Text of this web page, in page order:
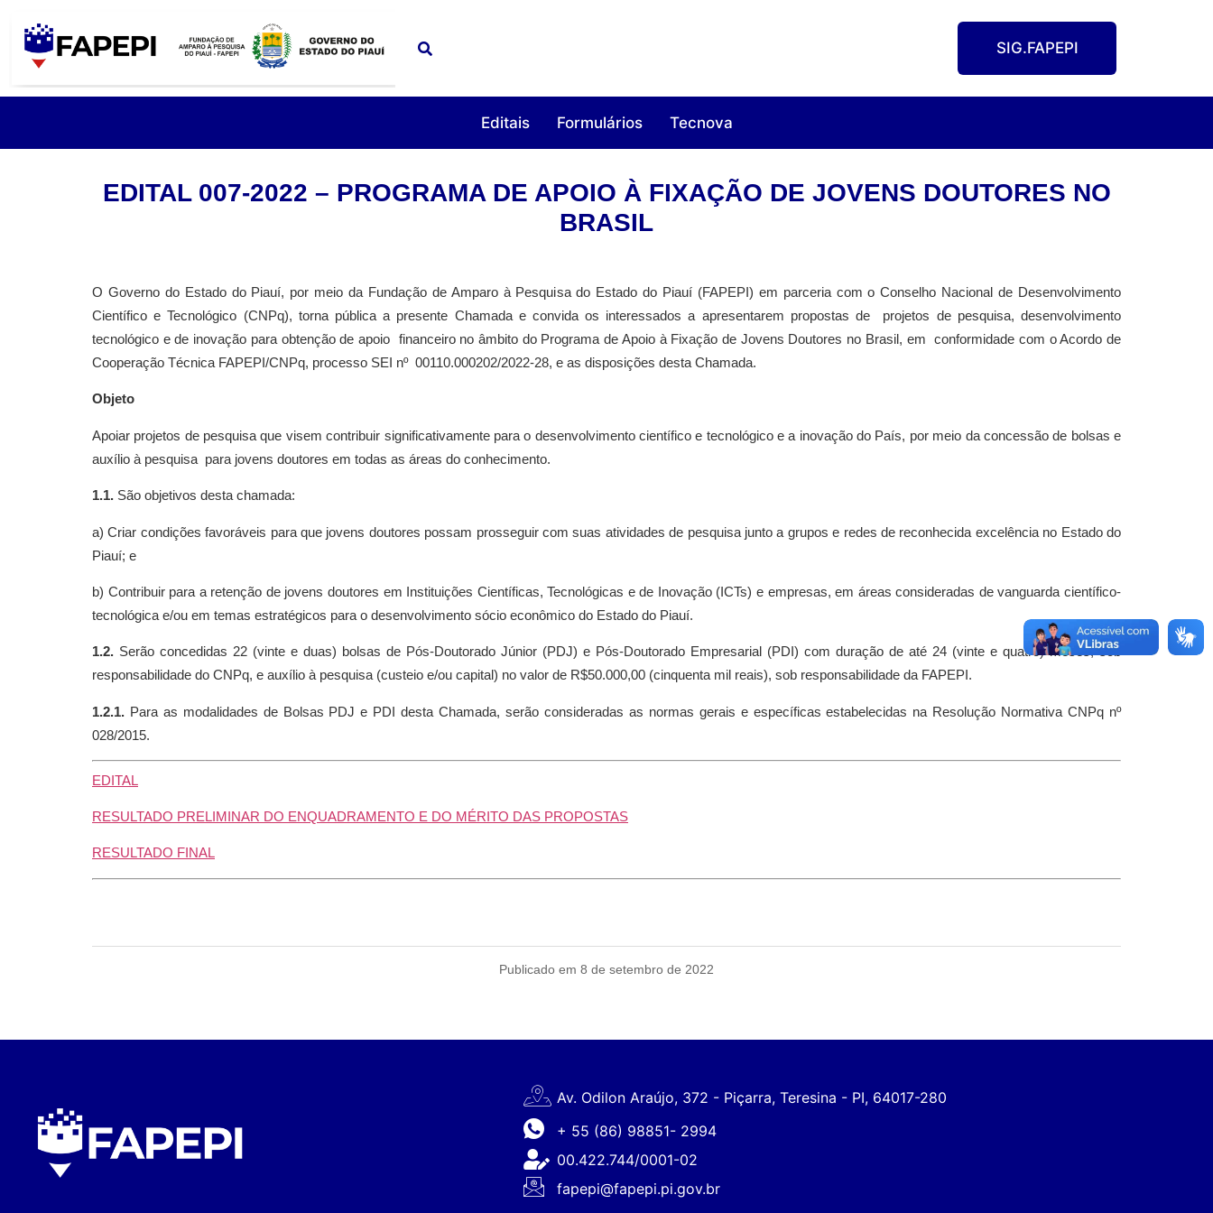
SIG.FAPEPI
Editais Formulários Tecnova
EDITAL 007-2022 – PROGRAMA DE APOIO À FIXAÇÃO DE JOVENS DOUTORES NO
BRASIL
O Governo do Estado do Piauí, por meio da Fundação de Amparo à Pesquisa do Estado do Piauí (FAPEPI) em parceria com o Conselho Nacional de Desenvolvimento
Científico e Tecnológico (CNPq), torna pública a presente Chamada e convida os interessados a apresentarem propostas de projetos de pesquisa, desenvolvimento
tecnológico e de inovação para obtenção de apoio financeiro no âmbito do Programa de Apoio à Fixação de Jovens Doutores no Brasil, em conformidade com o Acordo de
Cooperação Técnica FAPEPI/CNPq, processo SEI nº 00110.000202/2022-28, e as disposições desta Chamada.
Objeto
Apoiar projetos de pesquisa que visem contribuir significativamente para o desenvolvimento científico e tecnológico e a inovação do País, por meio da concessão de bolsas e
auxílio à pesquisa para jovens doutores em todas as áreas do conhecimento.
1.1. São objetivos desta chamada:
a) Criar condições favoráveis para que jovens doutores possam prosseguir com suas atividades de pesquisa junto a grupos e redes de reconhecida excelência no Estado do
Piauí; e
b) Contribuir para a retenção de jovens doutores em Instituições Científicas, Tecnológicas e de Inovação (ICTs) e empresas, em áreas consideradas de vanguarda científico-
tecnológica e/ou em temas estratégicos para o desenvolvimento sócio econômico do Estado do Piauí.
1.2. Serão concedidas 22 (vinte e duas) bolsas de Pós-Doutorado Júnior (PDJ) e Pós-Doutorado Empresarial (PDI) com duração de até 24 (vinte e quatro) meses, sob
responsabilidade do CNPq, e auxílio à pesquisa (custeio e/ou capital) no valor de R$50.000,00 (cinquenta mil reais), sob responsabilidade da FAPEPI.
1.2.1. Para as modalidades de Bolsas PDJ e PDI desta Chamada, serão consideradas as normas gerais e específicas estabelecidas na Resolução Normativa CNPq nº
028/2015.
EDITAL
RESULTADO PRELIMINAR DO ENQUADRAMENTO E DO MÉRITO DAS PROPOSTAS
RESULTADO FINAL
Publicado em 8 de setembro de 2022
Av. Odilon Araújo, 372 - Piçarra, Teresina - PI, 64017-280
+ 55 (86) 98851- 2994
00.422.744/0001-02
fapepi@fapepi.pi.gov.br